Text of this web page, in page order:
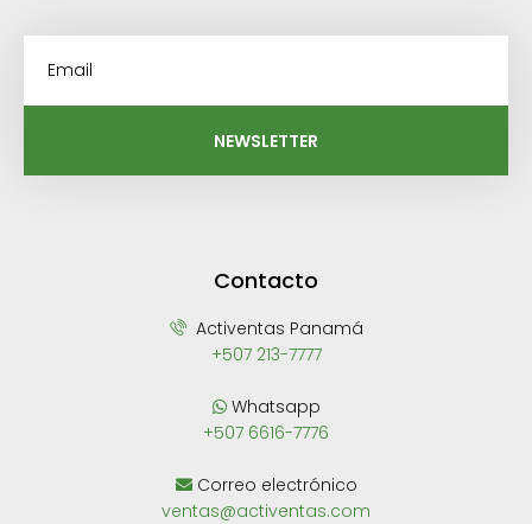
NEWSLETTER
Contacto
Activentas Panamá
+507 213-7777
Whatsapp
+507 6616-7776
Correo electrónico
ventas@activentas.com